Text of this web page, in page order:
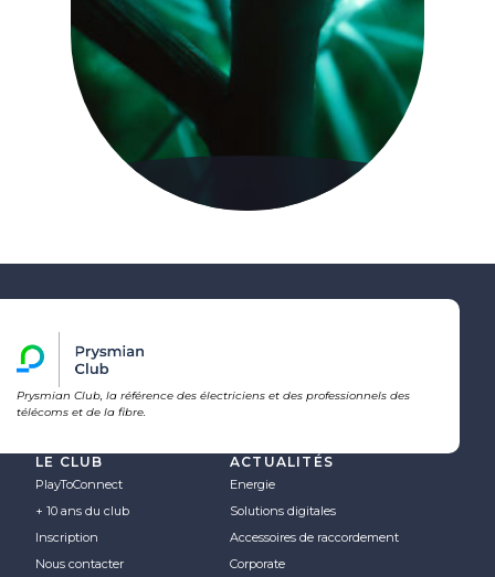
Prysmian Club, la référence des électriciens et des professionnels des
télécoms et de la fibre.
LE CLUB
PlayToConnect
+ 10 ans du club
Inscription
Nous contacter
ACTUALITÉS
Energie
Solutions digitales
Accessoires de raccordement
Corporate